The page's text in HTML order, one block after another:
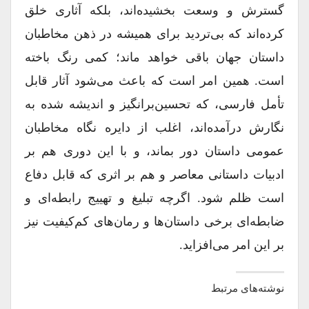
گسترش و وسعت بخشیده‌اند، بلکه آثاری خلق
کرده‌اند که بی‌تردید برای همیشه در ذهن مخاطبان
داستان جهان باقی خواهد ماند؛ کمی رنگ باخته
است. همین امر است که باعث می‌شود آثار قابل
تأمل فارسی، که تحسین‌برانگیز و اندیشه شده به
نگارش درآمده‌اند، اغلب از دایره نگاه مخاطبان
عمومی داستان دور بماند، و با این دوری هم بر
ادبیات داستانی معاصر و هم بر اثری که قابل دفاع
است ظلم شود. اگرچه تبلیغ و تهییج رابطه‌ای و
ضابطه‌ای برخی داستان‌ها و رمان‌های کم‌کیفیت نیز
بر این امر می‌افزاید.
نوشته‌های مرتبط